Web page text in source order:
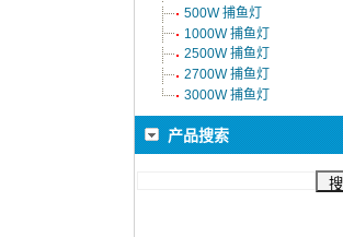
500W 捕鱼灯
1000W 捕鱼灯
2500W 捕鱼灯
2700W 捕鱼灯
3000W 捕鱼灯
产品搜索